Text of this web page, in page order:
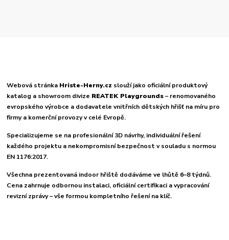
Webová stránka Hriste-Herny.cz slouží jako oficiální produktový
katalog a showroom divize REATEK Playgrounds– renomovaného
evropského výrobce a dodavatele vnitřních dětských hřišť na míru pro
firmy a komerční provozy v celé Evropě.
Specializujeme se na profesionální 3D návrhy, individuální řešení
každého projektu a nekompromisní bezpečnost v souladu s normou
EN 1176:2017.
Všechna prezentovaná indoor hřiště dodáváme ve lhůtě 6–8 týdnů.
Cena zahrnuje odbornou instalaci, oficiální certifikaci a vypracování
revizní zprávy – vše formou kompletního řešení na klíč.